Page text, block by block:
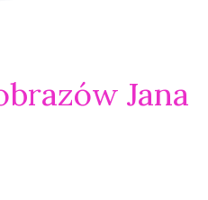
Jana